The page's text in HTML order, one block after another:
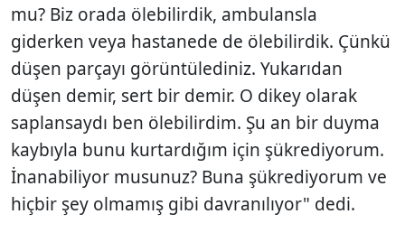
mu? Biz orada ölebilirdik, ambulansla
giderken veya hastanede de ölebilirdik. Çünkü
düşen parçayı görüntülediniz. Yukarıdan
düşen demir, sert bir demir. O dikey olarak
saplansaydı ben ölebilirdim. Şu an bir duyma
kaybıyla bunu kurtardığım için şükrediyorum.
İnanabiliyor musunuz? Buna şükrediyorum ve
hiçbir şey olmamış gibi davranılıyor" dedi.